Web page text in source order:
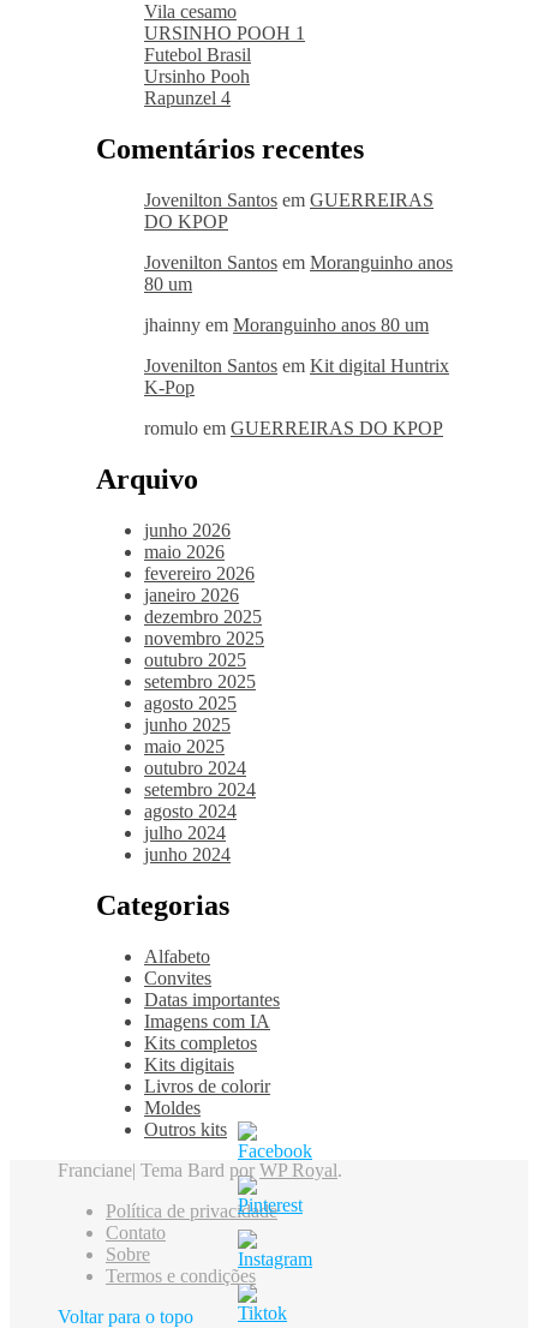
Vila cesamo
URSINHO POOH 1
Futebol Brasil
Ursinho Pooh
Rapunzel 4
Comentários recentes
Jovenilton Santos em GUERREIRAS
DO KPOP
Jovenilton Santos em Moranguinho anos
80 um
jhainny em Moranguinho anos 80 um
Jovenilton Santos em Kit digital Huntrix
K-Pop
romulo em GUERREIRAS DO KPOP
Arquivo
junho 2026
maio 2026
fevereiro 2026
janeiro 2026
dezembro 2025
novembro 2025
outubro 2025
setembro 2025
agosto 2025
junho 2025
maio 2025
outubro 2024
setembro 2024
agosto 2024
julho 2024
junho 2024
Categorias
Alfabeto
Convites
Datas importantes
Imagens com IA
Kits completos
Kits digitais
Livros de colorir
Moldes
Outros kits
Franciane| Tema Bard por WP Royal.
Política de privacidade
Contato
Sobre
Termos e condições
Voltar para o topo